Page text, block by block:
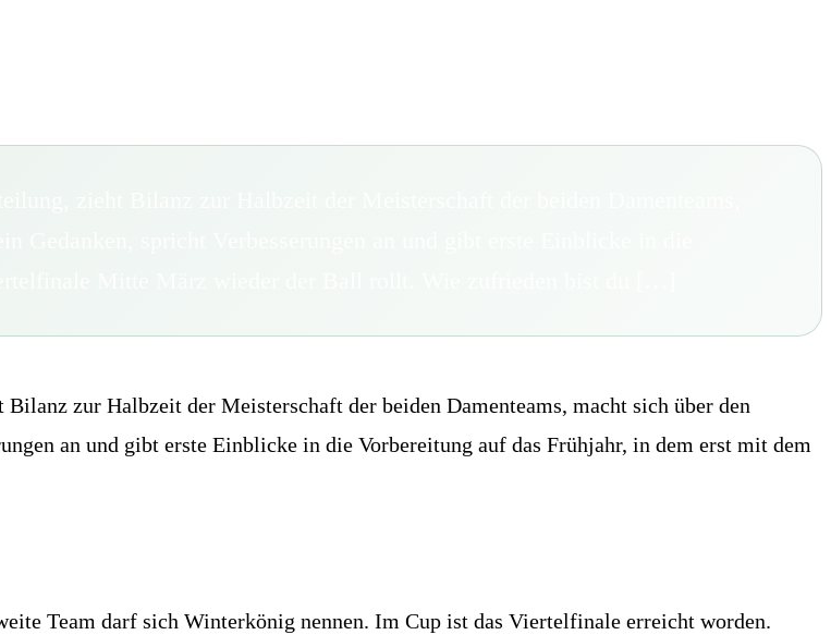
zur Halbzeit der Meisterschaft der beiden Damenteams, macht sich über den
an und gibt erste Einblicke in die Vorbereitung auf das Frühjahr, in dem erst mit dem
Team darf sich Winterkönig nennen. Im Cup ist das Viertelfinale erreicht worden.